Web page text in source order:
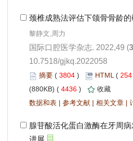
10.7518/gjkq.2022058
3804 ) 254
4436 )
|
| |